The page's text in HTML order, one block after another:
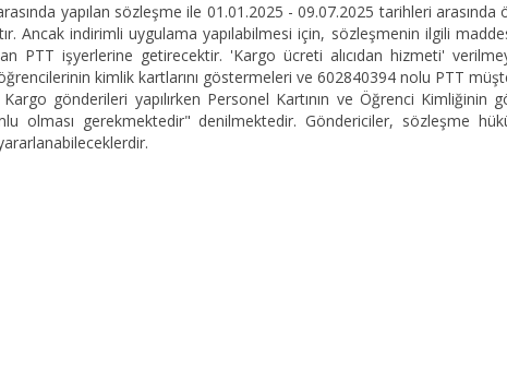
yapılan sözleşme ile 01.01.2025 - 09.07.2025 tarihleri
Ancak indirimli uygulama yapılabilmesi için, sözleşmenin ilgili
PTT işyerlerine getirecektir. 'Kargo ücreti alıcıdan hizmeti'
kimlik kartlarını göstermeleri ve 602840394 nolu PTT
gönderileri yapılırken Personel Kartının ve Öğrenci Kimliğinin
olması gerekmektedir" denilmektedir. Göndericiler, sözleşme